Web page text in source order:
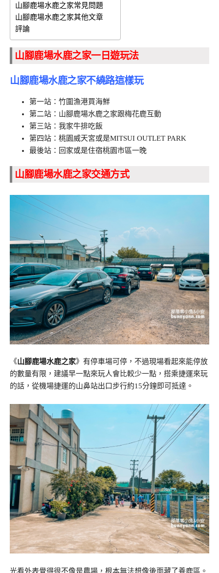
山腳鹿場水鹿之家常見問題
山腳鹿場水鹿之家其他文章
評論
山腳鹿場水鹿之家一日遊玩法
山腳鹿場水鹿之家不繞路這樣玩
第一站：竹圍漁港買海鮮
第二站：山腳鹿場水鹿之家跟梅花鹿互動
第三站：我家牛排吃飯
第四站：桃園威天宮或是MITSUI OUTLET PARK
最後站：回家或是住宿桃園市區一晚
山腳鹿場水鹿之家交通方式
《山腳鹿場水鹿之家》有停車場可停，不過現場看起來能停放
的數量有限，建議早一點來玩人會比較少一點，搭乘捷運來玩
的話，從機場捷運的山鼻站出口步行約15分鐘即可抵達。
光看外表覺得很不像是農場，根本無法想像後面藏了養鹿區。